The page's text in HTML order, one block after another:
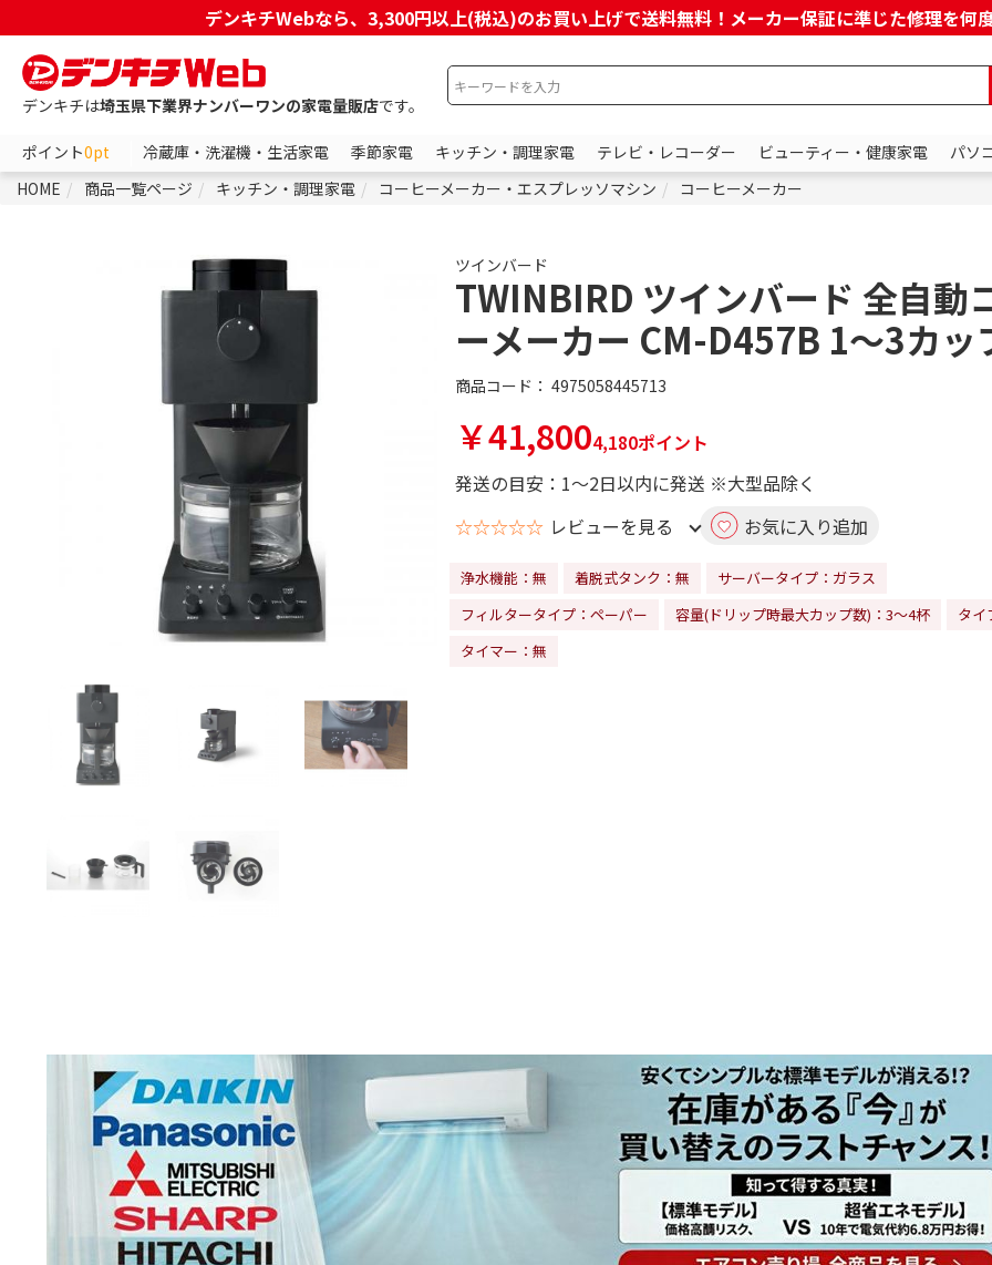
デンキチWebなら、3,300円以上(税込)のお買い上げで送料無料！メーカー保証に準じた修理を何
デンキチは埼玉県下業界ナンバーワンの家電量販店です。
ポイント0pt 冷蔵庫・洗濯機・生活家電 季節家電 キッチン・調理家電 テレビ・レコーダー ビューティー・健康家電
パソ
HOME
商品一覧ページ キッチン・調理家電 コーヒーメーカー・エスプレッソマシン コーヒーメーカー
ツインバード
TWINBIRD ツインバード 全自動
ーメーカー CM-D457B 1～3カッ
商品コード： 4975058445713
￥41,8004,180ポイント
発送の目安：1～2日以内に発送 ※大型品除く
☆☆☆☆☆ レビューを見る お気に入り追加
浄水機能：無 着脱式タンク：無
サーバータイプ：ガラス
フィルタータイプ：ペーパー
容量(ドリップ時最大カップ数)：3～4杯
タイ
タイマー：無